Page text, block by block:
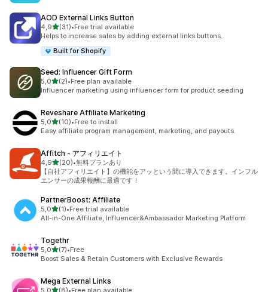
AOD External Links Button
4,9/ 5 tähteä
(31)
31 arvostelua yhteensä
•Free trial available
Helps to increase sales by adding external links buttons.
Built for Shopify
Seed: Influencer Gift Form
5,0/ 5 tähteä
(2)
2 arvostelua yhteensä
•Free plan available
Influencer marketing using influencer form for product seeding
Reveshare Affiliate Marketing
5,0/ 5 tähteä
(10)
10 arvostelua yhteensä
•Free to install
Easy affiliate program management, marketing, and payouts.
Affitch ‑ アフィリエイト
4,9/ 5 tähteä
(20)
20 arvostelua yhteensä
•無料プランあり
【自社アフィリエイト】の機能をアッという間に導入できます。インフル
エンサーの成果報酬に最適です！
PartnerBoost: Affiliate
5,0/ 5 tähteä
(1)
1 arvostelua yhteensä
•Free trial available
All-in-One Affiliate, Influencer&Ambassador Marketing Platform
Togethr
5,0/ 5 tähteä
(7)
7 arvostelua yhteensä
•Free
Boost Sales & Retain Customers with Exclusive Rewards
Mega External Links
5,0/ 5 tähteä
(8)•Free plan available